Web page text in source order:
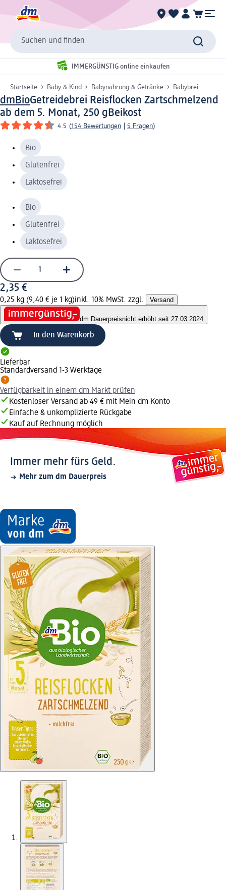
Suchen und finden
IMMERGÜNSTIG online einkaufen
Startseite Baby & Kind Babynahrung & Getränke Babybrei
dmBioGetreidebrei Reisflocken Zartschmelzend
ab dem 5. Monat, 250 gBeikost
4.5 (154 Bewertungen 5 Fragen)
Bio
Glutenfrei
Laktosefrei
Bio
Glutenfrei
Laktosefrei
2,35 €
0,25 kg (9,40 € je 1 kg)inkl. 10% MwSt. zzgl. Versand
dm Dauerpreisnicht erhöht seit 27.03.2024
In den Warenkorb
Lieferbar
Standardversand 1-3 Werktage
Verfügbarkeit in einem dm Markt prüfen
Kostenloser Versand ab 49 € mit Mein dm Konto
Einfache & unkomplizierte Rückgabe
Kauf auf Rechnung möglich
Immer mehr fürs Geld.
Mehr zum dm Dauerpreis